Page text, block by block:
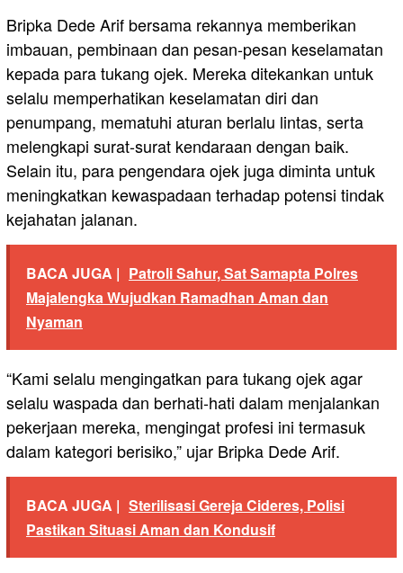
Bripka Dede Arif bersama rekannya memberikan
imbauan, pembinaan dan pesan-pesan keselamatan
kepada para tukang ojek. Mereka ditekankan untuk
selalu memperhatikan keselamatan diri dan
penumpang, mematuhi aturan berlalu lintas, serta
melengkapi surat-surat kendaraan dengan baik.
Selain itu, para pengendara ojek juga diminta untuk
meningkatkan kewaspadaan terhadap potensi tindak
kejahatan jalanan.
BACA JUGA | Patroli Sahur, Sat Samapta Polres
Majalengka Wujudkan Ramadhan Aman dan
Nyaman
“Kami selalu mengingatkan para tukang ojek agar
selalu waspada dan berhati-hati dalam menjalankan
pekerjaan mereka, mengingat profesi ini termasuk
dalam kategori berisiko,” ujar Bripka Dede Arif.
BACA JUGA | Sterilisasi Gereja Cideres, Polisi
Pastikan Situasi Aman dan Kondusif